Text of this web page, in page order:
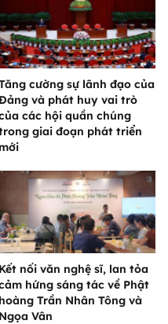
cường sự lãnh đạo của
và phát huy vai trò
các hội quần chúng
giai đoạn phát triển
mới
Kết nối văn nghệ sĩ, lan tỏa
hứng sáng tác về Phật
hoàng Trần Nhân Tông và
Ngọa Vân